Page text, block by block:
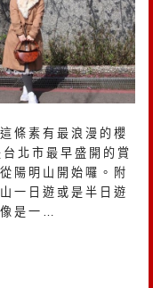
條素有最浪漫的櫻
北市最早盛開的賞
陽明山開始囉。附
一日遊或是半日遊
是一…